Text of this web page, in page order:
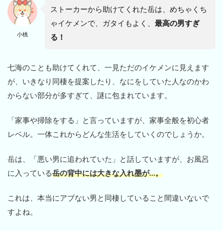
小桃
ストーカーから助けてくれた岳は、めちゃくち
ゃイケメンで、ガタイもよく、 最高の男すぎ
る！
七海のことも助けてくれて、一見ただのイケメンに見えます
が、いきなり同棲を提案したり、なにをしていた人なのかわ
からない部分が多すぎて、謎に包まれています。
「家事や掃除をする」と言っていますが、家事全般を初心者
レベル。一体これからどんな生活をしていくのでしょうか。
岳は、「悪い男に追われていた」と話していますが、お風呂
に入っている岳の背中には大きな入れ墨が…。
これは、本当にアブない男と同棲していること間違いないで
すよね。